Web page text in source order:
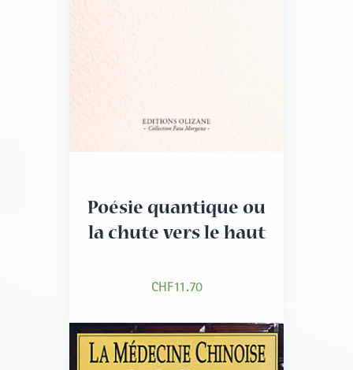
spécialement destinés. Une table des matières très
précise, un glossaire et un index donnent un accès
Cet ouvrage invite aussi le voyageur à une attitude
Poésie quantique ou
la chute vers le haut
CHF11.70